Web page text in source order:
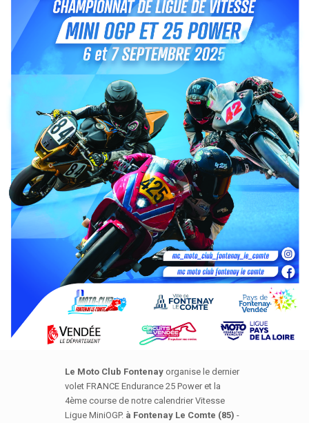
Le Moto Club Fontenay organise le dernier
volet FRANCE Endurance 25 Power et la
4ème course de notre calendrier Vitesse
Ligue MiniOGP. à Fontenay Le Comte (85) -